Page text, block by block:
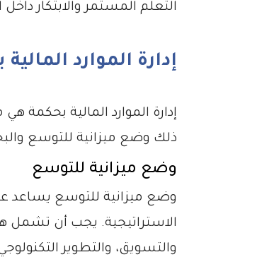
التعلم المستمر والابتكار
إدارة الموارد
إدارة الموارد المالية
ذلك وضع ميزانية للتوسع
وضع ميزانية للتوسع
وضع ميزانية للتوسع يساعد
الاستراتيجية. يجب أن تشمل
والتسويق، والتطوير